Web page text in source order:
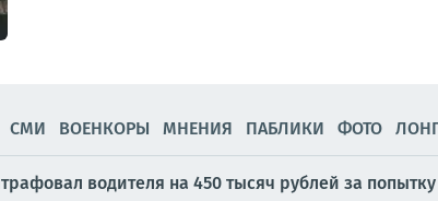
СМИ ВОЕНКОРЫ МНЕНИЯ ПАБЛИКИ ФОТО
водителя на 450 тысяч рублей за